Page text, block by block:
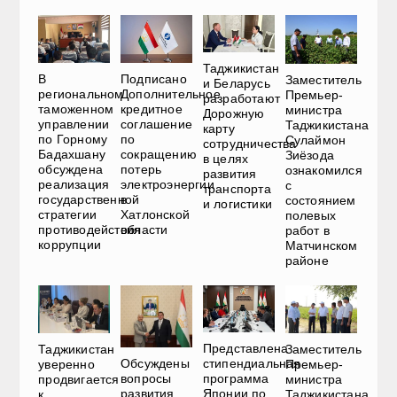
В
региональном
таможенном
управлении
по Горному
Бадахшану
обсуждена
реализация
государственной
стратегии
противодействия
коррупции
Подписано
Дополнительное
кредитное
соглашение
по
сокращению
потерь
электроэнергии
в
Хатлонской
области
Таджикистан
и Беларусь
разработают
Дорожную
карту
сотрудничества
в целях
развития
транспорта
и логистики
Заместитель
Премьер-
министра
Таджикистана
Сулаймон
Зиёзода
ознакомился
с
состоянием
полевых
работ в
Матчинском
районе
Таджикистан
уверенно
продвигается
к
Обсуждены
вопросы
развития
Представлена
стипендиальная
программа
Японии по
Заместитель
Премьер-
министра
Таджикистана